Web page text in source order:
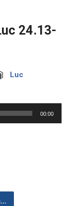
24.13-
Luc
00:00